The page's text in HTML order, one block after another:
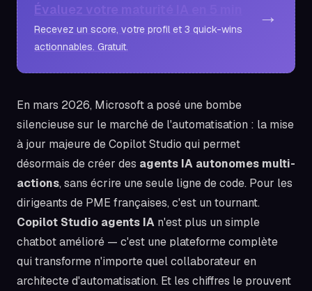
Évaluez votre maturité IA en 5 min
Recevez un score, votre profil et 3 quick-wins
actionnables. Gratuit.
→
En mars 2026, Microsoft a posé une bombe
silencieuse sur le marché de l'automatisation : la mise
à jour majeure de Copilot Studio qui permet
désormais de créer des agents IA autonomes multi-
actions, sans écrire une seule ligne de code. Pour les
dirigeants de PME françaises, c'est un tournant.
Copilot Studio agents IA n'est plus un simple
chatbot amélioré — c'est une plateforme complète
qui transforme n'importe quel collaborateur en
architecte d'automatisation. Et les chiffres le prouvent